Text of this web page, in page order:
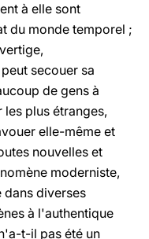
à elle sont
du monde temporel ;
secouer sa
de gens à
plus étranges,
elle-même et
nouvelles et
moderniste,
dans diverses
à l'authentique
t-il pas été un